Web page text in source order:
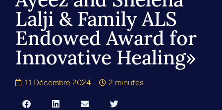
Lalji & Family ALS
Endowed Award for
Innovative Healing»
11 Décembre 2024 2 minutes